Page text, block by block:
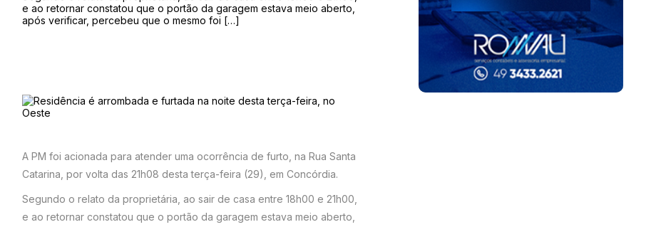
e ao retornar constatou que o portão da garagem estava meio aberto,
após verificar, percebeu que o mesmo foi […]
A PM foi acionada para atender uma ocorrência de furto, na Rua Santa
Catarina, por volta das 21h08 desta terça-feira (29), em Concórdia.
Segundo o relato da proprietária, ao sair de casa entre 18h00 e 21h00,
e ao retornar constatou que o portão da garagem estava meio aberto,